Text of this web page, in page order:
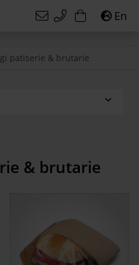
En
patiserie & brutarie
& brutarie